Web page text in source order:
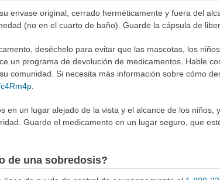
envase original, cerrado herméticamente y fuera del
(no en el cuarto de baño). Guarde la cápsula de
deséchelo para evitar que las mascotas, los
un programa de devolución de medicamentos. Hable
comunidad. Si necesita más información sobre cómo
.
en un lugar alejado de la vista y el alcance de los
Guarde el medicamento en un lugar seguro, que
de una sobredosis?